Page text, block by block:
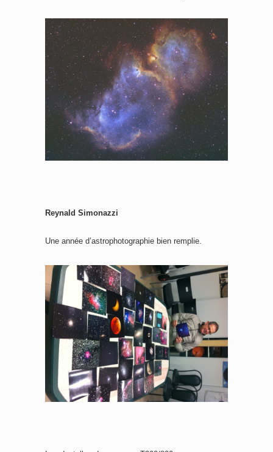
Reynald Simonazzi
Une année d’astrophotographie bien remplie.